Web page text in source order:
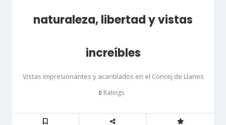
naturaleza, libertad y vistas
increíbles
Vistas impresionantes y acantilados en el Concej de Llanes
0 Ratings